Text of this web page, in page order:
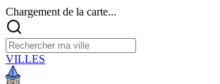
Chargement de la carte...
VILLES